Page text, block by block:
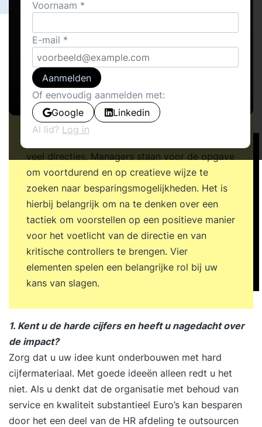
veel directies. Managers staan voor de opgave
om voortdurend en op creatieve wijze te
zoeken naar besparingsmogelijkheden. Het is
hierbij belangrijk om na te denken over een
tactiek om voorstellen op een positieve manier
voor het voetlicht van de directie en van
kritische controllers te brengen. Vier
elementen spelen een belangrijke rol bij uw
kans van slagen.
1. Kent u de harde cijfers en heeft u nagedacht over
de impact?
Zorg dat u uw idee kunt onderbouwen met hard
cijfermateriaal. Met goede ideeën alleen redt u het
niet. Als u denkt dat de organisatie met behoud van
service en kwaliteit substantieel Euro’s kan besparen
door het een deel van de HR afdeling te outsourcen
Voornaam
E-mail
Aanmelden
Of eenvoudig aanmelden met:
Google
Linkedin
Al lid? Log in